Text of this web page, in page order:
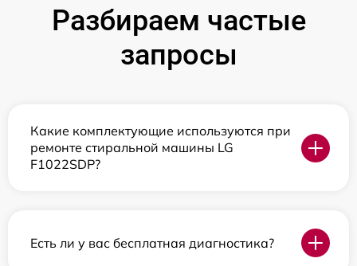
Разбираем частые
запросы
Какие комплектующие используются при
ремонте стиральной машины LG
F1022SDP?
Есть ли у вас бесплатная диагностика?